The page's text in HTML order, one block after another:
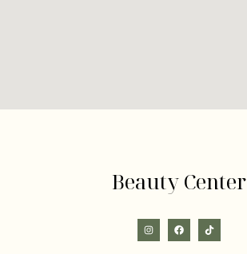
Beauty Center